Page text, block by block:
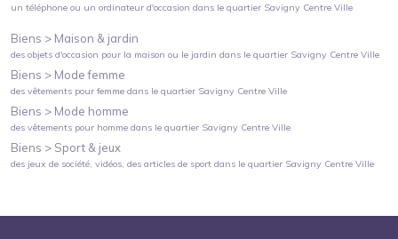
un téléphone ou un ordinateur d'occasion dans le quartier Savigny Centre Ville
Biens > Maison & jardin
des objets d'occasion pour la maison ou le jardin dans le quartier Savigny Centre Ville
Biens > Mode femme
des vêtements pour femme dans le quartier Savigny Centre Ville
Biens > Mode homme
des vêtements pour homme dans le quartier Savigny Centre Ville
Biens > Sport & jeux
des jeux de société, vidéos, des articles de sport dans le quartier Savigny Centre Ville